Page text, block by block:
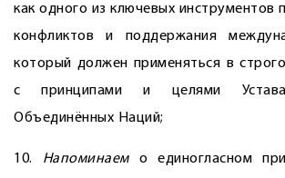
как одного из ключевых инструментов
конфликтов и поддержания
который должен применяться в
с принципами и целями Устава
Объединённых Наций;
10. Напоминаемо единогласном